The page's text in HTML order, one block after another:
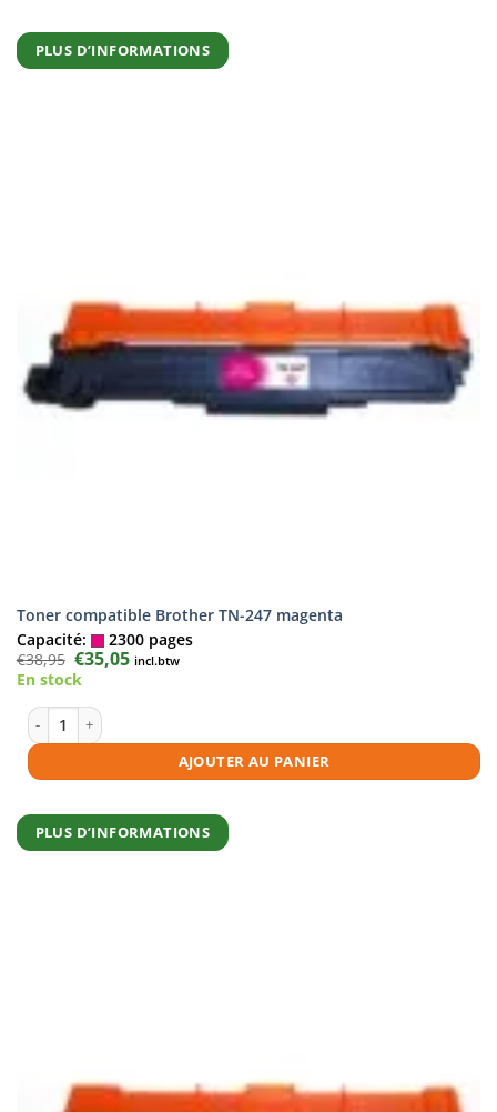
PLUS D’INFORMATIONS
Toner compatible Brother TN-247 magenta
Capacité:
2300 pages
€38,95 Le
prix
initial
€38,95.
€35,05Le
prix
incl.btw
En stock
quantité de Toner compatible Brother TN-247 magenta
AJOUTER AU PANIER
PLUS D’INFORMATIONS